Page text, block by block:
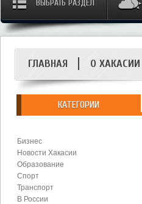
ВЫБРАТЬ РАЗДЕЛ
ГЛАВНАЯ О ХАКАСИИ
КАТЕГОРИИ
Бизнес
Новости Хакасии
Образование
Спорт
Транспорт
В России